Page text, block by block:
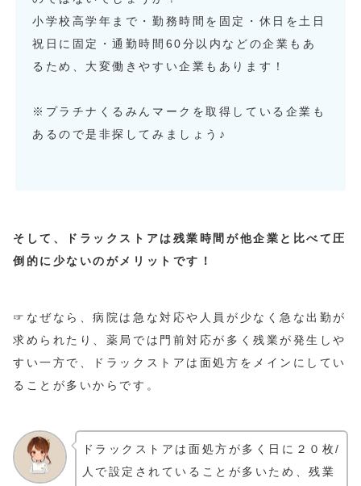
小学校高学年まで・勤務時間を固定・休日を土日
祝日に固定・通勤時間60分以内などの企業もあ
るため、大変働きやすい企業もあります！
※プラチナくるみんマークを取得している企業も
あるので是非探してみましょう♪
そして、ドラックストアは残業時間が他企業と比べて圧
倒的に少ないのがメリットです！
☞なぜなら、病院は急な対応や人員が少なく急な出勤が
求められたり、薬局では門前対応が多く残業が発生しや
すい一方で、ドラックストアは面処方をメインにしてい
ることが多いからです。
ドラックストアは面処方が多く日に２０枚/
人で設定されていることが多いため、残業